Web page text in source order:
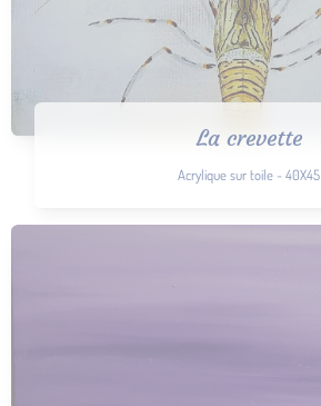
La crevette
Acrylique sur toile - 40X45